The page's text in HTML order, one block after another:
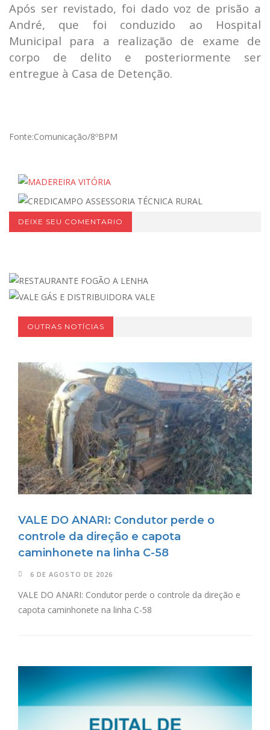
Após ser revistado, foi dado voz de prisão a
André, que foi conduzido ao Hospital
Municipal para a realização de exame de
corpo de delito e posteriormente ser
entregue à Casa de Detenção.
Fonte:Comunicação/8ºBPM
DEIXE SEU COMENTARIO
OUTRAS NOTÍCIAS
VALE DO ANARI: Condutor perde o
controle da direção e capota
caminhonete na linha C-58
6 DE AGOSTO DE 2026
VALE DO ANARI: Condutor perde o controle da direção e
capota caminhonete na linha C-58